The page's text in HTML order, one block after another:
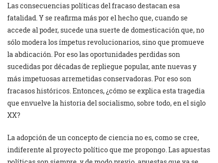
Las consecuencias políticas del fracaso destacan esa
fatalidad. Y se reafirma más por el hecho que, cuando se
accede al poder, sucede una suerte de domesticación que, no
sólo modera los ímpetus revolucionarios, sino que promueve
la abdicación. Por eso las oportunidades perdidas son
sucedidas por décadas de repliegue popular, ante nuevas y
más impetuosas arremetidas conservadoras. Por eso son
fracasos históricos. Entonces, ¿cómo se explica esta tragedia
que envuelve la historia del socialismo, sobre todo, en el siglo
XX?
La adopción de un concepto de ciencia no es, como se cree,
indiferente al proyecto político que me propongo. Las apuestas